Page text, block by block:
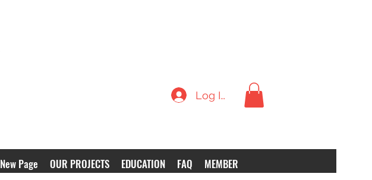
Log In
New Page OUR PROJECTS EDUCATION FAQ MEMBER